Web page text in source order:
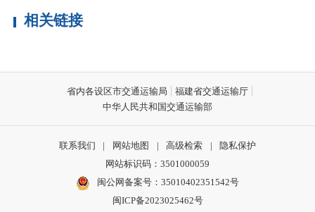
相关链接
省内各设区市交通运输局
福建省交通运输厅
中华人民共和国交通运输部
联系我们 | 网站地图 | 高级检索 |
隐私保护
网站标识码：3501000059
闽公网备案号：35010402351542号
闽ICP备2023025462号